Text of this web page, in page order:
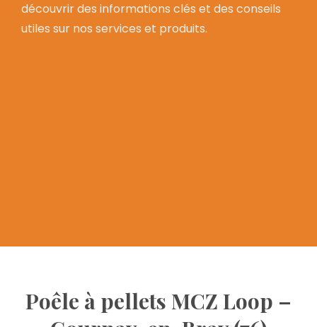
découvrir des informations clés et des conseils
utiles sur nos services et produits.
Poêle à pellets MCZ Loop –